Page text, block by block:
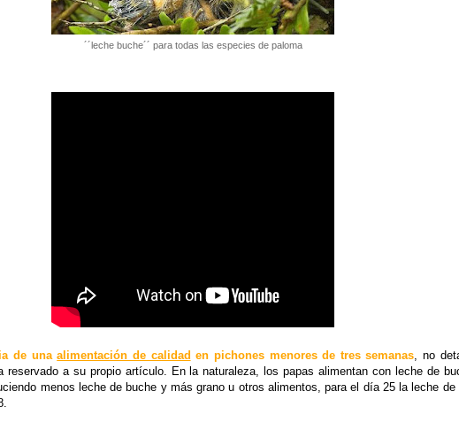
´´leche buche´´ para todas las especies de paloma
de unaalimentación de calidad en pichones menores de tres semanas , no
reservado a su propio artículo. En la naturaleza, los papas alimentan con leche de
menos leche de buche y más grano u otros alimentos, para el día 25 la leche